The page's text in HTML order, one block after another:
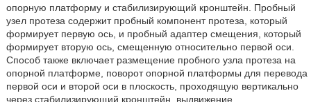
опорную платформу и стабилизирующий кронштейн. Пробный
узел протеза содержит пробный компонент протеза, который
формирует первую ось, и пробный адаптер смещения, который
формирует вторую ось, смещенную относительно первой оси.
Способ также включает размещение пробного узла протеза на
опорной платформе, поворот опорной платформы для перевода
первой оси и второй оси в плоскость, проходящую вертикально
через стабилизирующий кронштейн, выдвижение